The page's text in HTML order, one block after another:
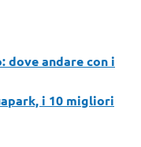
dove andare con i
i 10 migliori